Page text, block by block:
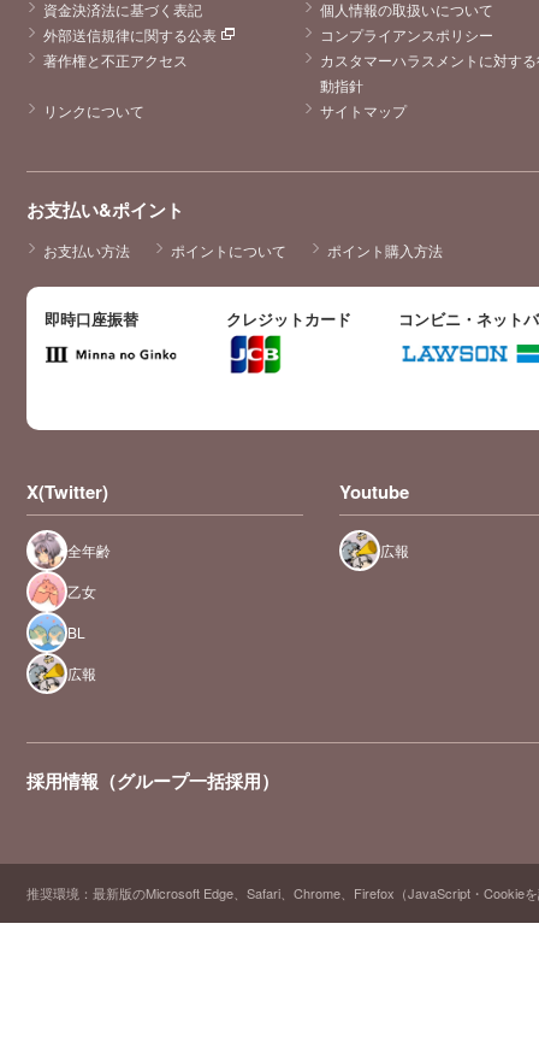
資金決済法に基づく表記
個人情報の取扱いについて
外部送信規律に関する公表
コンプライアンスポリシー
著作権と不正アクセス
カスタマーハラスメントに対す
動指針
リンクについて
サイトマップ
お支払い&ポイント
お支払い方法 ポイントについて ポイント購入方法
即時口座振替 クレジットカード コンビニ・ネット
X(Twitter)
全年齢
乙女
BL
広報
Youtube
広報
採用情報（グループ一括採用）
推奨環境：最新版のMicrosoft Edge、Safari、Chrome、Firefox（JavaScript・Cookie